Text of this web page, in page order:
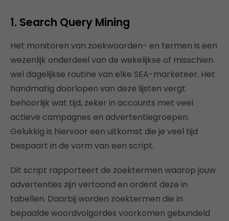
1. Search Query Mining
Het monitoren van zoekwoorden- en termen is een
wezenlijk onderdeel van de wekelijkse of misschien
wel dagelijkse routine van elke SEA-marketeer. Het
handmatig doorlopen van deze lijsten vergt
behoorlijk wat tijd, zeker in accounts met veel
actieve campagnes en advertentiegroepen.
Gelukkig is hiervoor een uitkomst die je veel tijd
bespaart in de vorm van een script.
Dit script rapporteert de zoektermen waarop jouw
advertenties zijn vertoond en ordent deze in
tabellen. Daarbij worden zoektermen die in
bepaalde woordvolgordes voorkomen gebundeld